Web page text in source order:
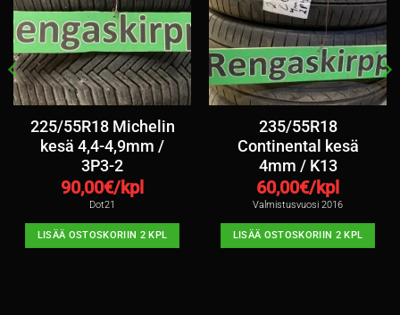
225/55R18 Michelin
kesä 4,4-4,9mm /
3P3-2
90,00€/kpl
Dot21
LISÄÄ OSTOSKORIIN 2 KPL
235/55R18
Continental kesä
4mm / K13
60,00€/kpl
Valmistusvuosi 2016
LISÄÄ OSTOSKORIIN 2 KPL